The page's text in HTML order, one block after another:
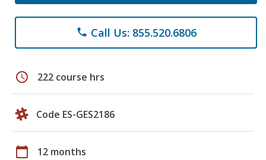
phone Call Us: 855.520.6806
schedule 222 course hrs
Code ES-GES2186
calendar_today 12 months